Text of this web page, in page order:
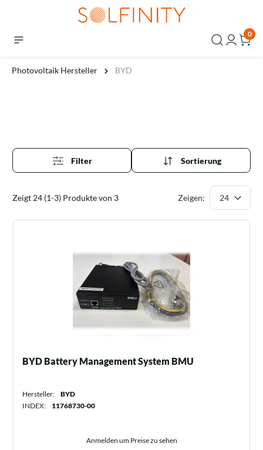
0
Photovoltaik Hersteller BYD
Filter Sortierung
Zeigt 24 (1-3) Produkte von 3 Zeigen:
BYD Battery Management System BMU
Hersteller:
BYD
INDEX:
11768730-00
Anmelden um Preise zu sehen